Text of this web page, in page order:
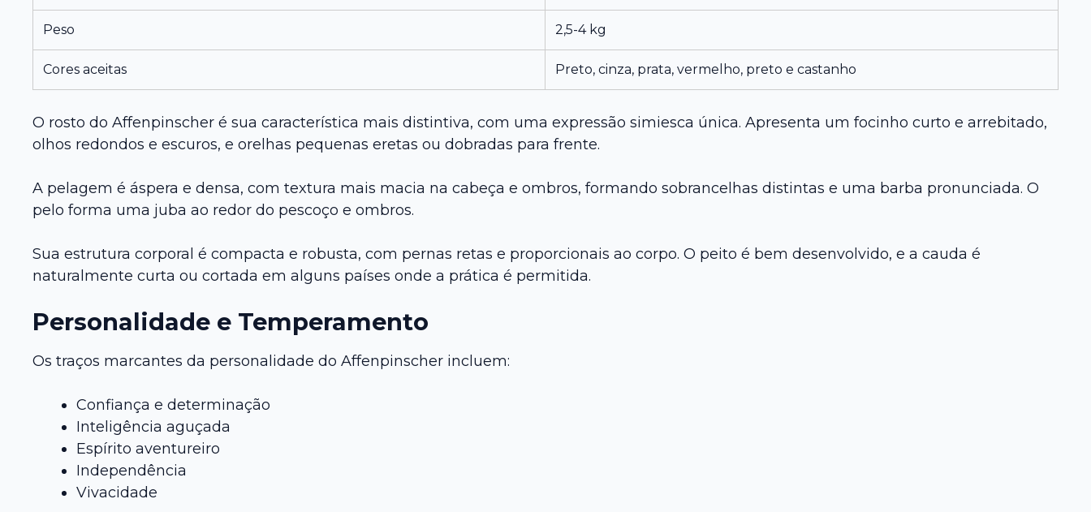
Peso 2,5-4 kg
Cores aceitas Preto, cinza, prata, vermelho, preto e castanho
O rosto do Affenpinscher é sua característica mais distintiva, com uma expressão simiesca única. Apresenta um focinho curto e arrebitado,
olhos redondos e escuros, e orelhas pequenas eretas ou dobradas para frente.
A pelagem é áspera e densa, com textura mais macia na cabeça e ombros, formando sobrancelhas distintas e uma barba pronunciada. O
pelo forma uma juba ao redor do pescoço e ombros.
Sua estrutura corporal é compacta e robusta, com pernas retas e proporcionais ao corpo. O peito é bem desenvolvido, e a cauda é
naturalmente curta ou cortada em alguns países onde a prática é permitida.
Personalidade e Temperamento
Os traços marcantes da personalidade do Affenpinscher incluem:
Confiança e determinação
Inteligência aguçada
Espírito aventureiro
Independência
Vivacidade